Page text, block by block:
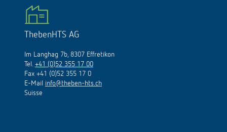
ThebenHTS AG
Im Langhag 7b, 8307 Effretikon
Tel. +41 (0)52 355 17 00
Fax +41 (0)52 355 17 0
E-Mail info@theben-hts.ch
Suisse